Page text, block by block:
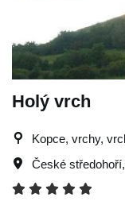
Holý vrch
Kopce, vrchy,
České středohoří,